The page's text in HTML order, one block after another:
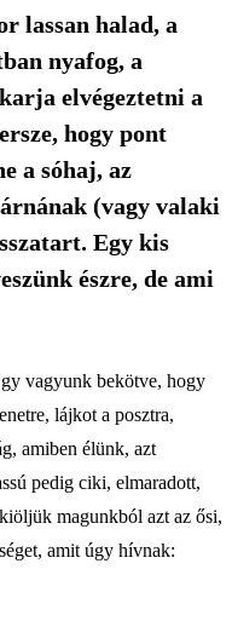
lassan halad, a
nyafog, a
elvégeztetni a
hogy pont
a sóhaj, az
(vagy valaki
Egy kis
észre, de ami
vagyunk bekötve, hogy
lájkot a posztra,
amiben élünk, azt
pedig ciki, elmaradott,
magunkból azt az ősi,
amit úgy hívnak: